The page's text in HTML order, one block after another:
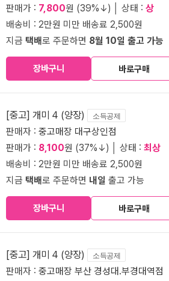
판매가 : 7,800원 (39%↓) │ 상태 : 상
배송비 : 2만원 미만 배송료 2,500원
지금 택배로 주문하면 8월 10일 출고 가능
장바구니 바로구매
[중고] 개미 4 (양장) 소득공제
판매자 : 중고매장 대구상인점
판매가 : 8,100원 (37%↓) │ 상태 : 최상
배송비 : 2만원 미만 배송료 2,500원
지금 택배로 주문하면 내일 출고 가능
장바구니 바로구매
[중고] 개미 4 (양장) 소득공제
판매자 : 중고매장 부산 경성대.부경대역점